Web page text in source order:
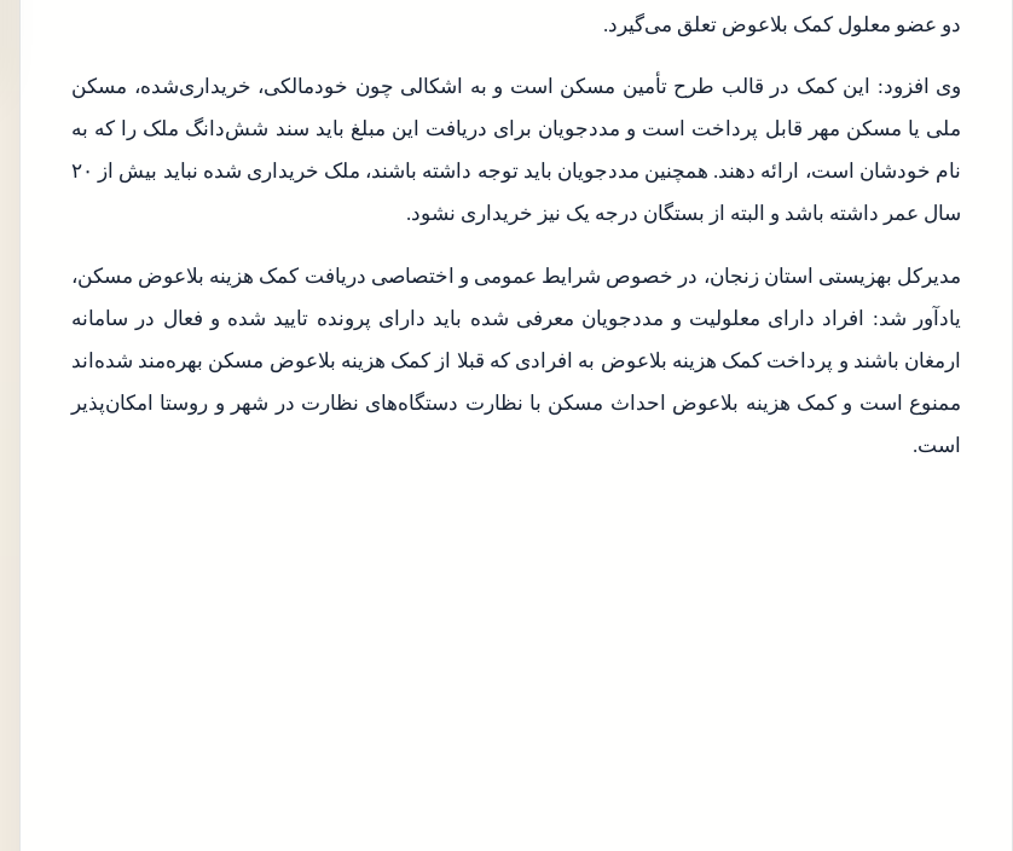
دو عضو معلول کمک بلاعوض تعلق می‌گیرد.
وی افزود: این کمک در قالب طرح تأمین مسکن است و به اشکالی چون خودمالکی، خریداری‌شده، مسکن
ملی یا مسکن مهر قابل پرداخت است و مددجویان برای دریافت این مبلغ باید سند شش‌دانگ ملک را که به
نام خودشان است، ارائه دهند. همچنین مددجویان باید توجه داشته باشند، ملک خریداری شده نباید بیش از ۲۰
سال عمر داشته باشد و البته از بستگان درجه یک نیز خریداری نشود.
مدیرکل بهزیستی استان زنجان‌، در خصوص شرایط عمومی و اختصاصی دریافت کمک هزینه بلاعوض مسکن،
یادآور شد: افراد دارای معلولیت و مددجویان معرفی شده باید دارای پرونده تایید شده و فعال در سامانه
ارمغان باشند و پرداخت کمک هزینه بلاعوض به افرادی که قبلا از کمک هزینه بلاعوض مسکن بهره‌مند شده‌اند
ممنوع است و کمک هزینه بلاعوض احداث مسکن با نظارت دستگاه‌های نظارت در شهر و روستا امکان‌پذیر
است.